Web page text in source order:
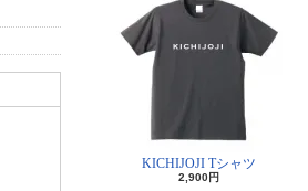
KICHIJOJI Tシャツ
2,900円